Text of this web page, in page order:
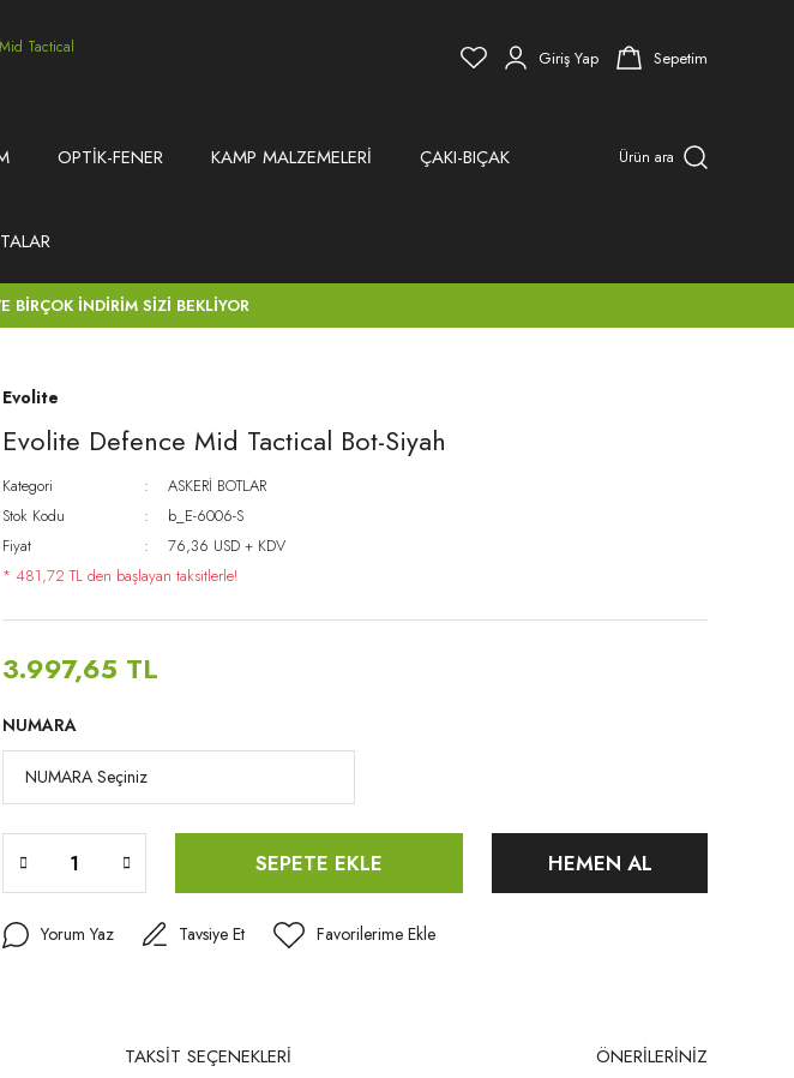
Giriş Yap Sepetim
OPTİK-FENER KAMP MALZEMELERİ ÇAKI-BIÇAK Ürün ara
BİRÇOK İNDİRİM SİZİ BEKLİYOR
Evolite
Evolite Defence Mid Tactical Bot-Siyah
Kategori
ASKERİ BOTLAR
Stok Kodu
b_E-6006-S
Fiyat
76,36 USD + KDV
* 481,72 TL den başlayan taksitlerle!
3.997,65 TL
NUMARA
SEPETE EKLE HEMEN AL
Yorum Yaz Tavsiye Et
TAKSİT SEÇENEKLERİ ÖNERİLERİNİZ